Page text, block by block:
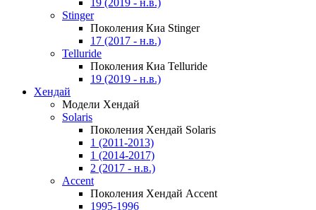
19 (2019 - н.в.)
Stinger
Поколения Киа Stinger
17 (2017 - н.в.)
Telluride
Поколения Киа Telluride
19 (2019 - н.в.)
Хендай
Модели Хендай
Solaris
Поколения Хендай Solaris
1 (2011-2013)
1 (2014-2017)
2 (2017 - н.в.)
Accent
Поколения Хендай Accent
1995-1996